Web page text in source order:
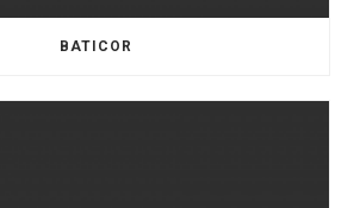
BATICOR